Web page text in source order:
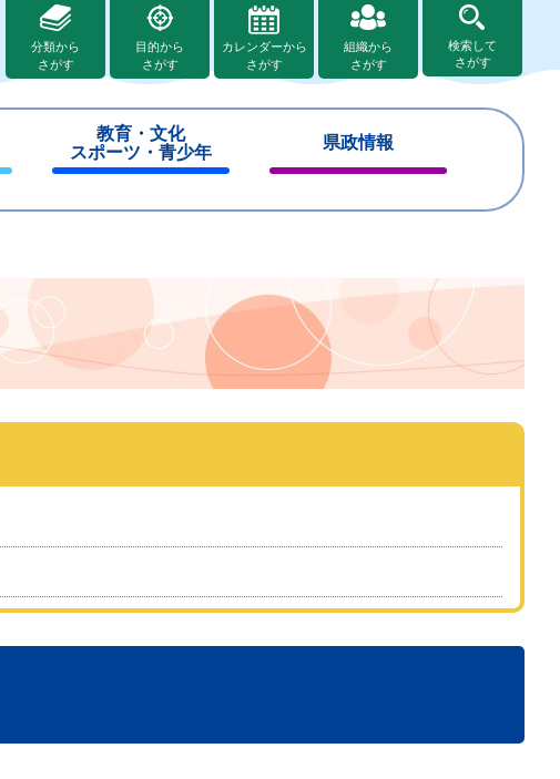
分類から
さがす
目的から
さがす
カレンダーから
さがす
組織から
さがす
検索して
さがす
教育・文化
スポーツ・青少年
じ
県政情報
じ